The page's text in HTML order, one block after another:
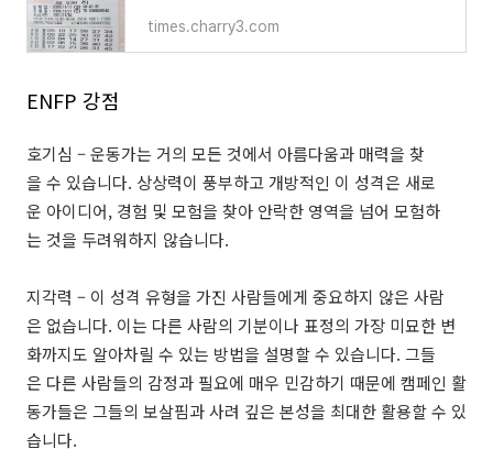
times.charry3.com
ENFP 강점
호기심 – 운동가는 거의 모든 것에서 아름다움과 매력을 찾
을 수 있습니다. 상상력이 풍부하고 개방적인 이 성격은 새로
운 아이디어, 경험 및 모험을 찾아 안락한 영역을 넘어 모험하
는 것을 두려워하지 않습니다.
지각력 – 이 성격 유형을 가진 사람들에게 중요하지 않은 사람
은 없습니다. 이는 다른 사람의 기분이나 표정의 가장 미묘한 변
화까지도 알아차릴 수 있는 방법을 설명할 수 있습니다. 그들
은 다른 사람들의 감정과 필요에 매우 민감하기 때문에 캠페인 활
동가들은 그들의 보살핌과 사려 깊은 본성을 최대한 활용할 수 있
습니다.